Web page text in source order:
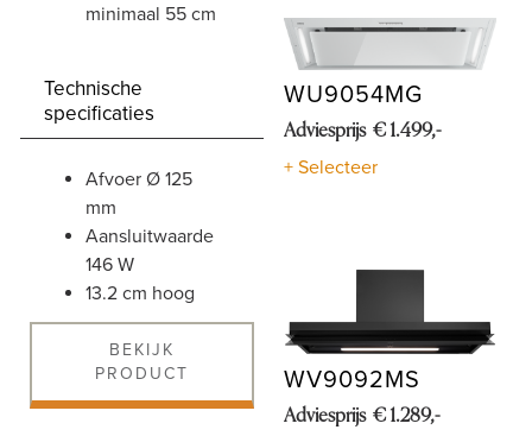
minimaal 55 cm
Technische
specificaties
afvoer Ø 125
mm
aansluitwaarde
146 W
13.2 cm hoog
BEKIJK
PRODUCT
WU9054MG
Adviesprijs € 1.499,-
+ Selecteer
WV9092MS
Adviesprijs € 1.289,-